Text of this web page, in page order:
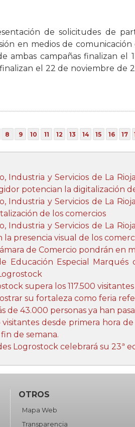
de solicitudes de
en medios de
ambas campañas finalizan el
el 22 de noviembre de
8 9 10 11 12 13 14 15 16 17
Industria y Servicios de La
potencian la digitalización
Industria y Servicios de La
de los comercios
Industria y Servicios de La
presencia visual de los
de Comercio pondrán en
Educación Especial
supera los 117.500
su fortaleza como feria
de 43.000 personas ya han
desde primera hora
de semana.
Logrostock celebrará su 23ª
OTROS
Mapa Web
Transparencia